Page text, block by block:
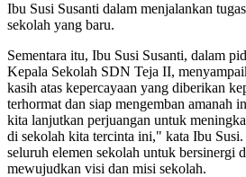
Ibu Susi Susanti dalam menjalankan
sekolah yang baru.
Sementara itu, Ibu Susi Susanti, dalam
Kepala Sekolah SDN Teja II,
kasih atas kepercayaan yang diberikan
terhormat dan siap mengemban amanah
kita lanjutkan perjuangan untuk
di sekolah kita tercinta ini," kata Ibu
seluruh elemen sekolah untuk bersinergi
mewujudkan visi dan misi sekolah.